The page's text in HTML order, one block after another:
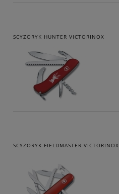
SCYZORYK HUNTER VICTORINOX
SCYZORYK FIELDMASTER VICTORINOX